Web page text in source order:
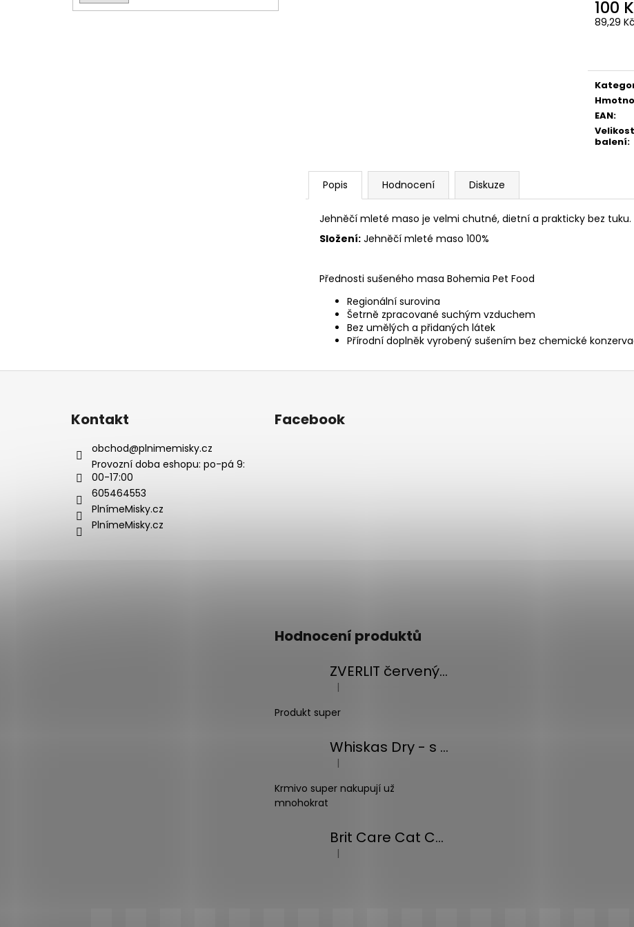
100
89,29
EAN:
Velikost
balení:
Popis Hodnocení Diskuze
Jehněčí mleté maso je velmi chutné, dietní a prakticky bez tuku.
Složení: Jehněčí mleté maso 100%
Přednosti sušeného masa Bohemia Pet Food
Regionální surovina
Šetrně zpracované suchým vzduchem
Bez umělých a přidaných látek
Přírodní doplněk vyrobený sušením bez chemické
Z
Kontakt
obchod@plnimemisky.cz
Provozní doba eshopu: po-pá 9:
00-17:00
605464553
PlnímeMisky.cz
PlnímeMisky.cz
Facebook
Hodnocení produktů
ZVERLIT červený hrubá s vůní Podestýlka kočka 10kg
Hodnocení produktu je 5 z 5 hvězdiček.
|
Produkt super
Whiskas Dry - s tuňákem - 14kg
Hodnocení produktu je 5 z 5 hvězdiček.
|
Krmivo super nakupují už
mnohokrat
Brit Care Cat Christmas Beef Soup 75g
Hodnocení produktu je 5 z 5 hvězdiček.
|